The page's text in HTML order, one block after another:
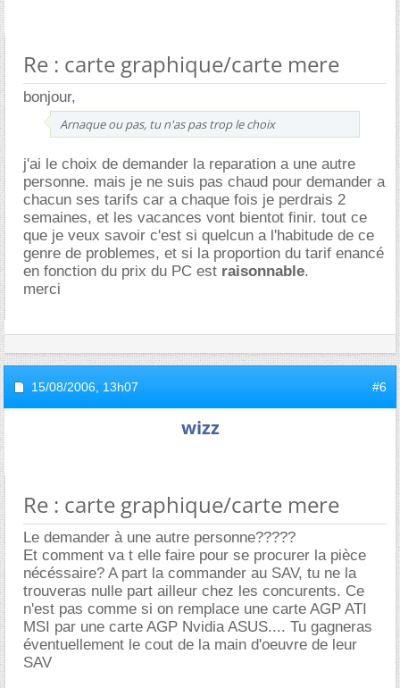
Re : carte graphique/carte mere
bonjour,
Arnaque ou pas, tu n'as pas trop le choix
j'ai le choix de demander la reparation a une autre
personne. mais je ne suis pas chaud pour demander a
chacun ses tarifs car a chaque fois je perdrais 2
semaines, et les vacances vont bientot finir. tout ce
que je veux savoir c'est si quelcun a l'habitude de ce
genre de problemes, et si la proportion du tarif enancé
en fonction du prix du PC est raisonnable.
merci
15/08/2006, 13h07 #6
wizz
Re : carte graphique/carte mere
Le demander à une autre personne?????
Et comment va t elle faire pour se procurer la pièce
nécéssaire? A part la commander au SAV, tu ne la
trouveras nulle part ailleur chez les concurents. Ce
n'est pas comme si on remplace une carte AGP ATI
MSI par une carte AGP Nvidia ASUS.... Tu gagneras
éventuellement le cout de la main d'oeuvre de leur
SAV